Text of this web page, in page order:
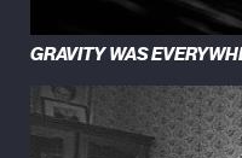
GRAVITY WAS